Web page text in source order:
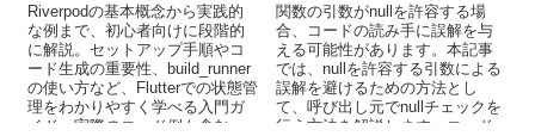
Riverpodの基本概念から実践的
な例まで、初心者向けに段階的
に解説。セットアップ手順やコ
ード生成の重要性、build_runner
の使い方など、Flutterでの状態管
理をわかりやすく学べる入門ガ
イド。実際のコード例も含む。
関数の引数がnullを許容する場
合、コードの読み手に誤解を与
える可能性があります。本記事
では、nullを許容する引数による
誤解を避けるための方法とし
て、呼び出し元でnullチェックを
行う方法を解説します。コード